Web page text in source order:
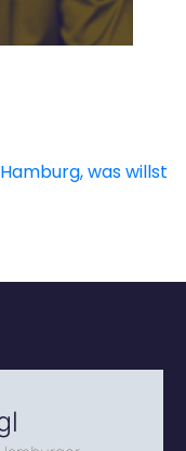
Hamburg, was willst